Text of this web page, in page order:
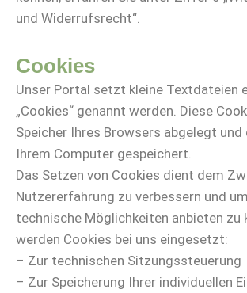
und Widerrufsrecht“.
Cookies
Unser Portal setzt kleine Textdateien
„Cookies“ genannt werden. Diese
Speicher Ihres Browsers abgelegt
Ihrem Computer gespeichert.
Das Setzen von Cookies dient dem
Nutzererfahrung zu verbessern und
technische Möglichkeiten anbieten zu
werden Cookies bei uns eingesetzt:
– Zur technischen Sitzungssteuerung
– Zur Speicherung Ihrer individuellen